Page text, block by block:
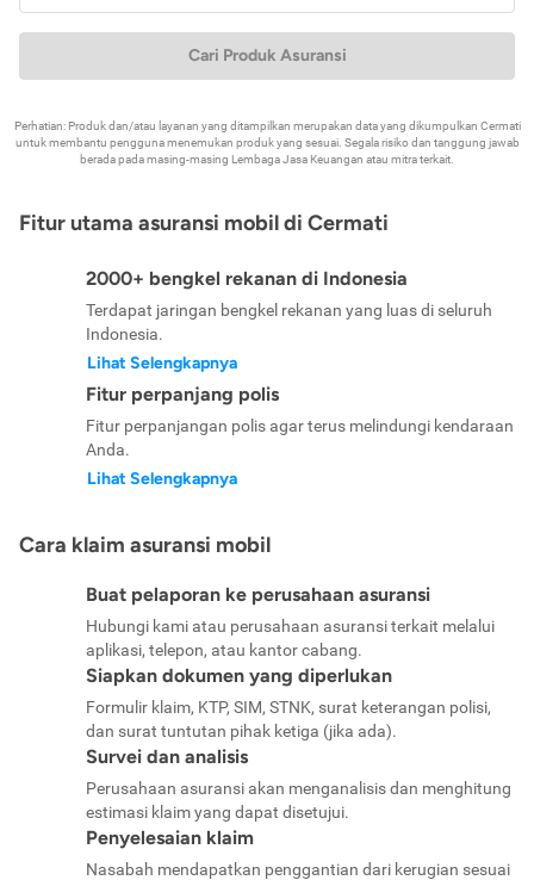
Cari Produk Asuransi
Perhatian: Produk dan/atau layanan yang ditampilkan merupakan data yang dikumpulkan Cermati
untuk membantu pengguna menemukan produk yang sesuai. Segala risiko dan tanggung jawab
berada pada masing-masing Lembaga Jasa Keuangan atau mitra terkait.
Fitur utama asuransi mobil di Cermati
2000+ bengkel rekanan di Indonesia
Terdapat jaringan bengkel rekanan yang luas di seluruh
Indonesia.
Lihat Selengkapnya
Fitur perpanjang polis
Fitur perpanjangan polis agar terus melindungi kendaraan
Anda.
Lihat Selengkapnya
Cara klaim asuransi mobil
Buat pelaporan ke perusahaan asuransi
Hubungi kami atau perusahaan asuransi terkait melalui
aplikasi, telepon, atau kantor cabang.
Siapkan dokumen yang diperlukan
Formulir klaim, KTP, SIM, STNK, surat keterangan polisi,
dan surat tuntutan pihak ketiga (jika ada).
Survei dan analisis
Perusahaan asuransi akan menganalisis dan menghitung
estimasi klaim yang dapat disetujui.
Penyelesaian klaim
Nasabah mendapatkan penggantian dari kerugian sesuai